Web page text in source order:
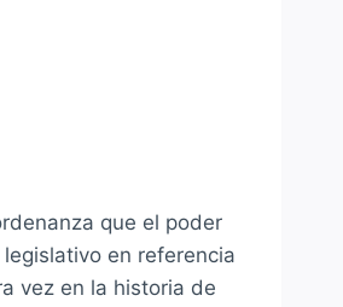
que el poder
en referencia
vez en la historia de